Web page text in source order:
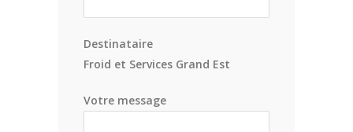
Destinataire
Froid et Services Grand Est
Votre message